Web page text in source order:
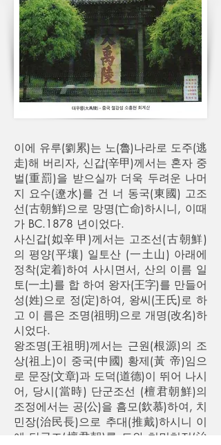
이에 유루(劉累)는 노(魯)나라로 도주(逃
走)해 버리자, 신갑(辛甲)께서는 혼자 중
벌(重罰)을 받으실까 더욱 두려운 나머
지 요수(遼水)를 건 너 동국(東國) 고조
선(古朝鮮)으로 망명(亡命)하시니, 이때
가 BC.1878 년이었다.
사신갑(姒辛甲)께서는 고조선(古朝鮮)
의 평양(平壤) 일토산 (一土山) 아래에
정착(定着)하여 사시면서, 산의 이름 일
토(一土)를 합 하여 왕자(王字)를 만들어
성(姓)으로 정(定)하여, 왕씨(王氏)로 하
고 이 름은 조명(祖明)으로 개명(改名)하
시었다.
왕조명(王祖明)께서는 근원(根源)의 조
상(祖上)이 중국(中國) 황제(黃 帝)임으
로 문장(文章)과 도덕(道德)이 뛰어 나시
어, 당시(當時) 단군조선 (檀君朝鮮)의
조정에서는 공(公)을 흠모(欽慕)하여, 치
민장(治民長)으로 추대(推戴)하시니 이
에 단군조(檀君朝)를 도와 치민치정(治